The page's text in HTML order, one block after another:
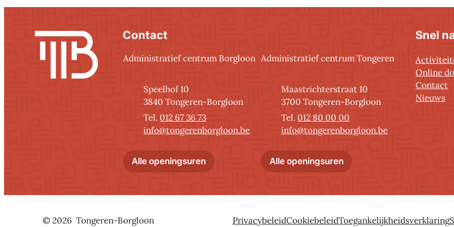
Contact
Contact
Administratief centrum Borgloon
AdresSpeelhof 10
,3840 Tongeren-Borgloon
012 67 36 73
E-mailinfo@tongerenborgloon.be
Alle openingsurenAdministratief centrum Borgloon
Administratief centrum Tongeren
AdresMaastrichterstraat 10
,3700 Tongeren-Borgloon
012 80 00 00
E-mailinfo@tongerenborgloon.be
Alle openingsurenAdministratief centrum
Snel
Online
Contact
Nieuws
© 2026 Tongeren-Borgloon PrivacybeleidCookiebeleidToegankelijkheidsverklaring